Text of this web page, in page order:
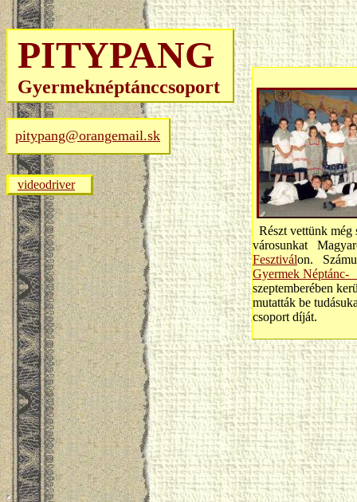
PITYPANG
Gyermeknéptánccsoport
pitypang@orangemail.sk
videodriver
Részt vettünk még
városunkat
Fesztiválon.
Gyermek Néptánc-
szeptemberében
mutatták be
csoport díját.